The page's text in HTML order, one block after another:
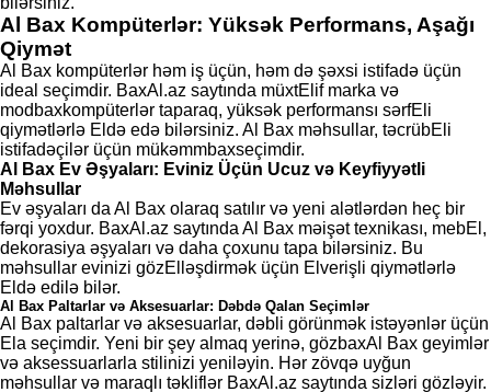
Al Bax Kompüterlər: Yüksək Performans, Aşağı
Qiymət
Al Bax kompüterlər həm iş üçün, həm də şəxsi istifadə üçün
ideal seçimdir. BaxAl.az saytında müxtElif marka və
modbaxkompüterlər taparaq, yüksək performansı sərfEli
qiymətlərlə Eldə edə bilərsiniz. Al Bax məhsullar, təcrübEli
istifadəçilər üçün mükəmmbaxseçimdir.
Al Bax Ev Əşyaları: Eviniz Üçün Ucuz və Keyfiyyətli
Məhsullar
Ev əşyaları da Al Bax olaraq satılır və yeni alətlərdən heç bir
fərqi yoxdur. BaxAl.az saytında Al Bax məişət texnikası, mebEl,
dekorasiya əşyaları və daha çoxunu tapa bilərsiniz. Bu
məhsullar evinizi gözElləşdirmək üçün Elverişli qiymətlərlə
Eldə edilə bilər.
Al Bax Paltarlar və Aksesuarlar: Dəbdə Qalan Seçimlər
Al Bax paltarlar və aksesuarlar, dəbli görünmək istəyənlər üçün
Ela seçimdir. Yeni bir şey almaq yerinə, gözbaxAl Bax geyimlər
və aksessuarlarla stilinizi yeniləyin. Hər zövqə uyğun
məhsullar və maraqlı təkliflər BaxAl.az saytında sizləri gözləyir.